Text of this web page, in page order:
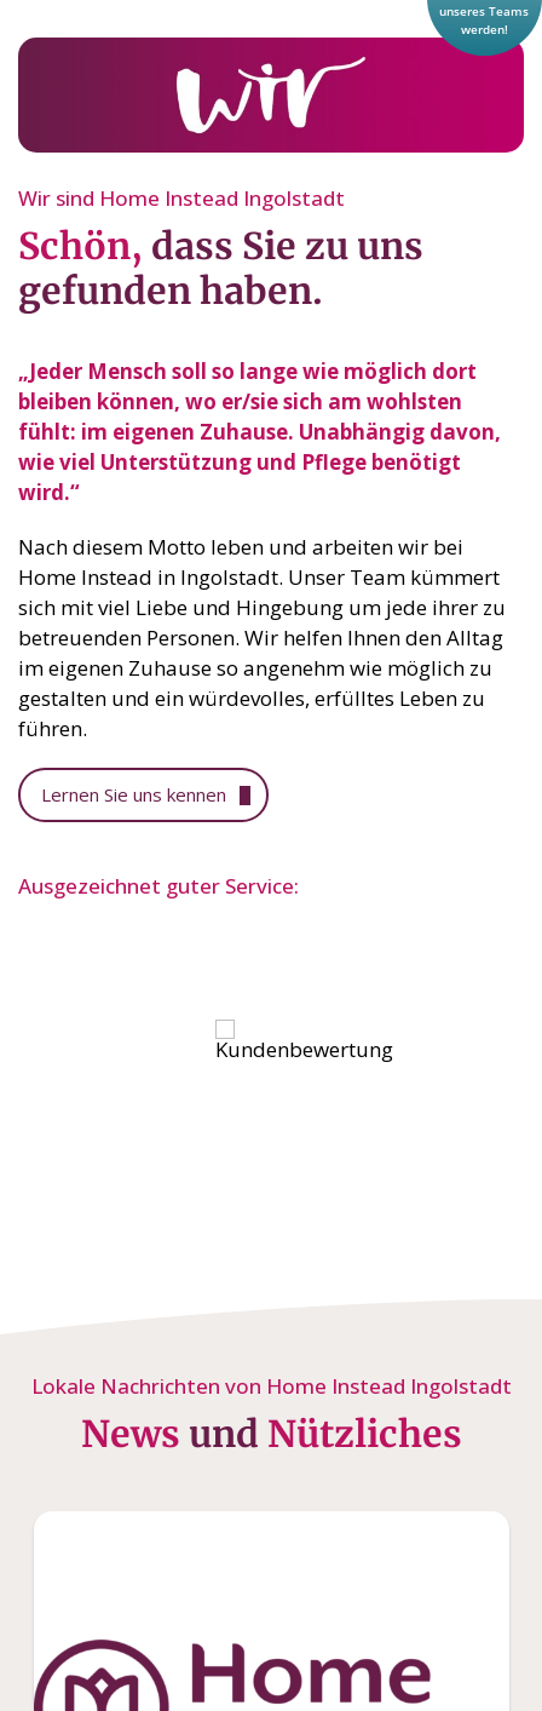
Wir sind Home Instead Ingolstadt
Schön, dass Sie zu uns
gefunden haben.
„Jeder Mensch soll so lange wie möglich dort
bleiben können, wo er/sie sich am wohlsten
fühlt: im eigenen Zuhause. Unabhängig davon,
wie viel Unterstützung und Pflege benötigt
wird.“
Nach diesem Motto leben und arbeiten wir bei
Home Instead in Ingolstadt. Unser Team kümmert
sich mit viel Liebe und Hingebung um jede ihrer zu
betreuenden Personen. Wir helfen Ihnen den Alltag
im eigenen Zuhause so angenehm wie möglich zu
gestalten und ein würdevolles, erfülltes Leben zu
führen.
Lernen Sie uns kennen
Ausgezeichnet guter Service:
Lokale Nachrichten von Home Instead Ingolstadt
News und Nützliches